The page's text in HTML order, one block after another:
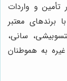
تأمین و واردات
برندهای معتبر
سانی،
به هموطنان